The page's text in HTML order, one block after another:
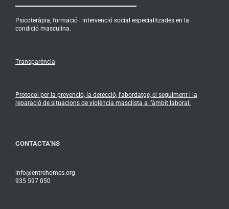
Psicoteràpia, formació i intervenció social especialitzades en la
condició masculina.
Transparència
Protocol per la prevenció, la detecció, l’abordatge, el seguiment i la
reparació de situacions de violència masclista a l’àmbit laboral.
CONTACTA’NS
info@entrehomes.org
935 597 050